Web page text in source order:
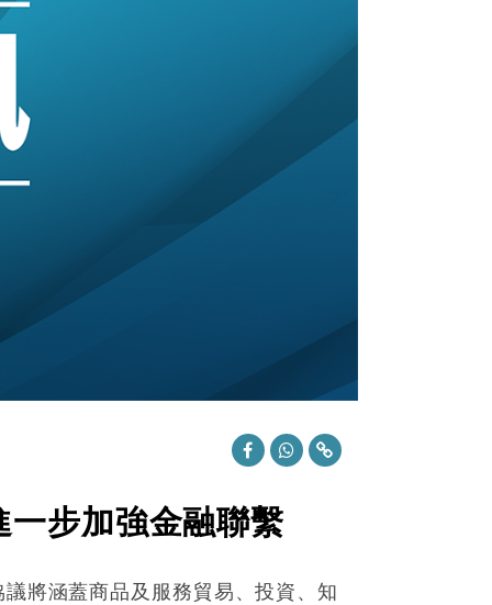
步加強金融聯繫
將涵蓋商品及服務貿易、投資、知